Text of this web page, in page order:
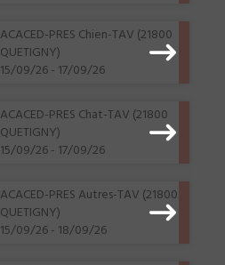
ACACED-PRES Chien-TAV (21800
QUETIGNY)
15/09/26 - 17/09/26
ACACED-PRES Chat-TAV (21800
QUETIGNY)
15/09/26 - 17/09/26
ACACED-PRES Autres-TAV (21800
QUETIGNY)
15/09/26 - 18/09/26